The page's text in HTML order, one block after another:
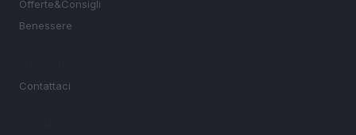
Offerte&Consigli
Benessere
Contattaci